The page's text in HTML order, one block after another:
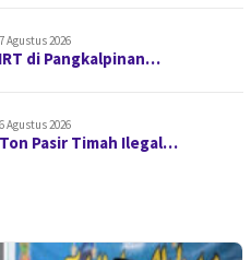
7 Agustus 2026
di Pangkalpinan…
6 Agustus 2026
Pasir Timah Ilegal…